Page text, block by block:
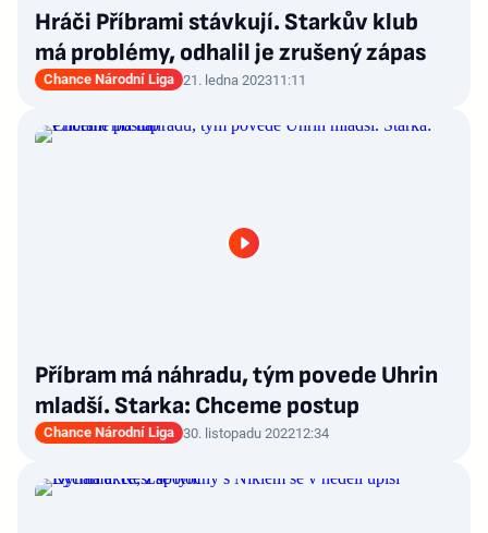
Hráči Příbrami stávkují. Starkův klub
má problémy, odhalil je zrušený zápas
Chance Národní Liga 21. ledna 202311:11
Příbram má náhradu, tým povede Uhrin
mladší. Starka: Chceme postup
Chance Národní Liga 30. listopadu 202212:34